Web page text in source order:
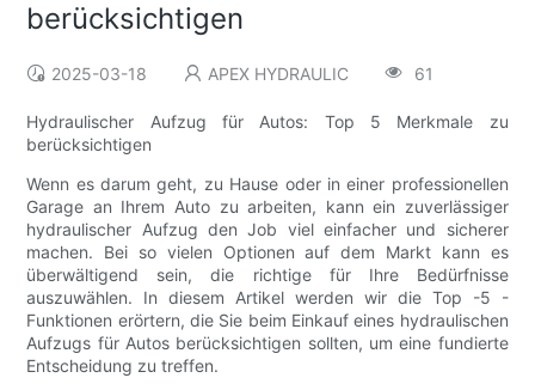
berücksichtigen
2025-03-18 APEX HYDRAULIC 61
Hydraulischer Aufzug für Autos: Top 5 Merkmale zu
berücksichtigen
Wenn es darum geht, zu Hause oder in einer professionellen
Garage an Ihrem Auto zu arbeiten, kann ein zuverlässiger
hydraulischer Aufzug den Job viel einfacher und sicherer
machen. Bei so vielen Optionen auf dem Markt kann es
überwältigend sein, die richtige für Ihre Bedürfnisse
auszuwählen. In diesem Artikel werden wir die Top -5 -
Funktionen erörtern, die Sie beim Einkauf eines hydraulischen
Aufzugs für Autos berücksichtigen sollten, um eine fundierte
Entscheidung zu treffen.